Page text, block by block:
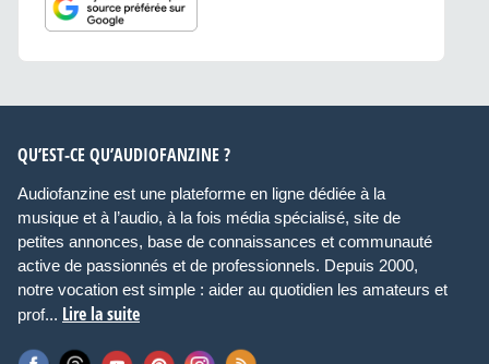
QU’EST-CE QU’AUDIOFANZINE ?
Audiofanzine est une plateforme en ligne dédiée à la
musique et à l’audio, à la fois média spécialisé, site de
petites annonces, base de connaissances et communauté
active de passionnés et de professionnels. Depuis 2000,
notre vocation est simple : aider au quotidien les amateurs et
prof... Lire la suite